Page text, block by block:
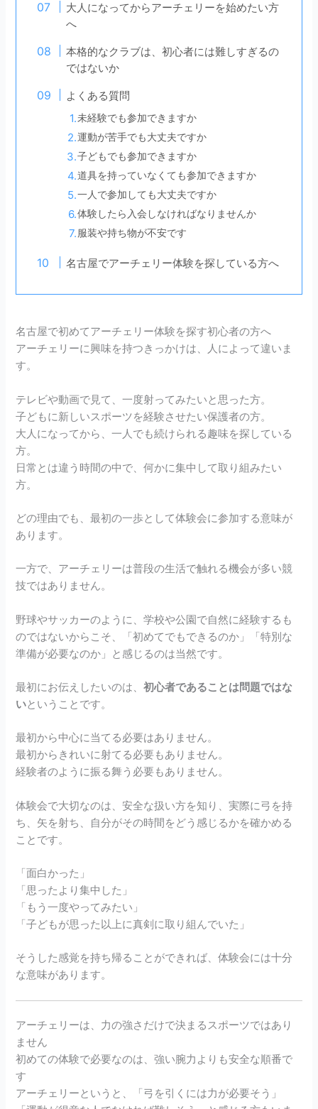
大人になってからアーチェリーを始めたい方
へ
本格的なクラブは、初心者には難しすぎるの
ではないか
よくある質問
未経験でも参加できますか
運動が苦手でも大丈夫ですか
子どもでも参加できますか
道具を持っていなくても参加できますか
一人で参加しても大丈夫ですか
体験したら入会しなければなりませんか
服装や持ち物が不安です
名古屋でアーチェリー体験を探している方へ
名古屋で初めてアーチェリー体験を探す初心者の方へ
アーチェリーに興味を持つきっかけは、人によって違いま
す。
テレビや動画で見て、一度射ってみたいと思った方。
子どもに新しいスポーツを経験させたい保護者の方。
大人になってから、一人でも続けられる趣味を探している
方。
日常とは違う時間の中で、何かに集中して取り組みたい
方。
どの理由でも、最初の一歩として体験会に参加する意味が
あります。
一方で、アーチェリーは普段の生活で触れる機会が多い競
技ではありません。
野球やサッカーのように、学校や公園で自然に経験するも
のではないからこそ、「初めてでもできるのか」「特別な
準備が必要なのか」と感じるのは当然です。
最初にお伝えしたいのは、初心者であることは問題ではな
いということです。
最初から中心に当てる必要はありません。
最初からきれいに射てる必要もありません。
経験者のように振る舞う必要もありません。
体験会で大切なのは、安全な扱い方を知り、実際に弓を持
ち、矢を射ち、自分がその時間をどう感じるかを確かめる
ことです。
「面白かった」
「思ったより集中した」
「もう一度やってみたい」
「子どもが思った以上に真剣に取り組んでいた」
そうした感覚を持ち帰ることができれば、体験会には十分
な意味があります。
アーチェリーは、力の強さだけで決まるスポーツではあり
ません
初めての体験で必要なのは、強い腕力よりも安全な順番で
す
アーチェリーというと、「弓を引くには力が必要そう」